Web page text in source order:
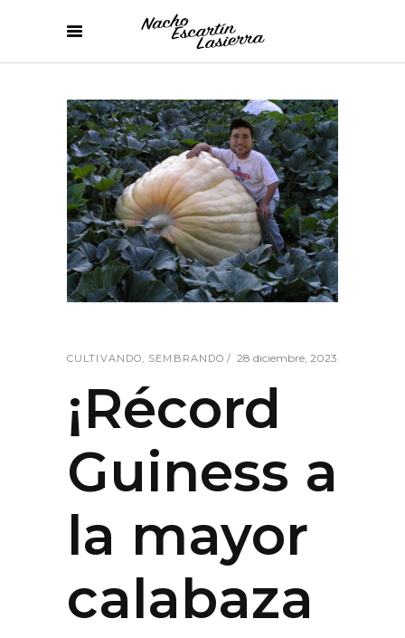
CULTIVANDO, SEMBRANDO 28 diciembre, 2023
¡Récord
Guiness a
la mayor
calabaza